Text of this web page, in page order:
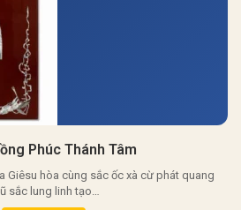
Phúc Thánh Tâm
Giêsu hòa cùng sắc ốc xà cừ phát quang
sắc lung linh tạo…